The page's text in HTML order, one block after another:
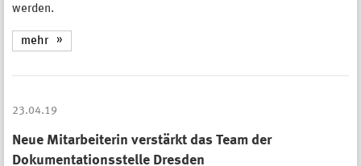
werden.
mehr
23.04.19
Neue Mitarbeiterin verstärkt das Team der
Dokumentationsstelle Dresden